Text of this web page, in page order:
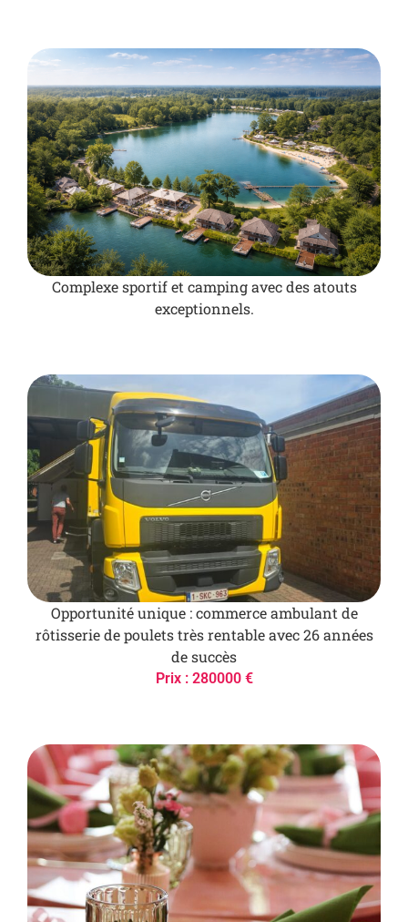
Complexe sportif et camping avec des atouts
exceptionnels.
Opportunité unique : commerce ambulant de
rôtisserie de poulets très rentable avec 26 années
de succès
Prix : 280000 €